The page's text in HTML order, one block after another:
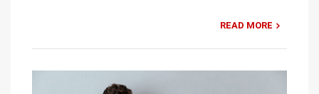
READ MORE